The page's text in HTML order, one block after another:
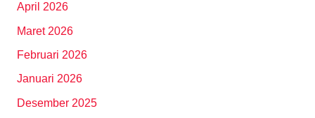
April 2026
Maret 2026
Februari 2026
Januari 2026
Desember 2025